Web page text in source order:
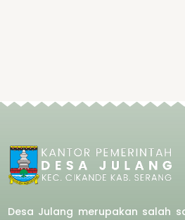
Desa Julang merupakan salah